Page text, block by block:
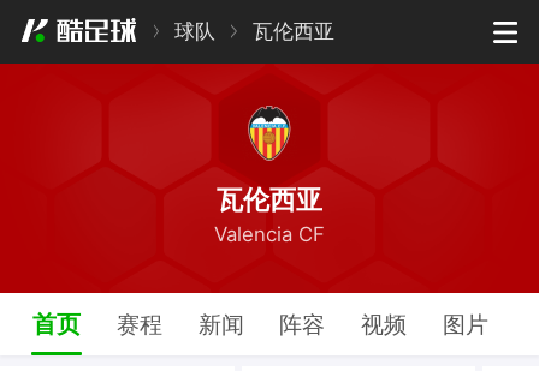
球队 瓦伦西亚
瓦伦西亚
Valencia CF
首页 赛程 新闻 阵容 视频 图片